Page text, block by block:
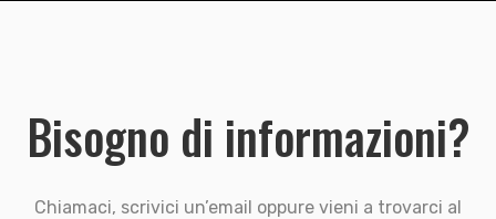
Bisogno di informazioni?
Chiamaci, scrivici un’email oppure vieni a trovarci al